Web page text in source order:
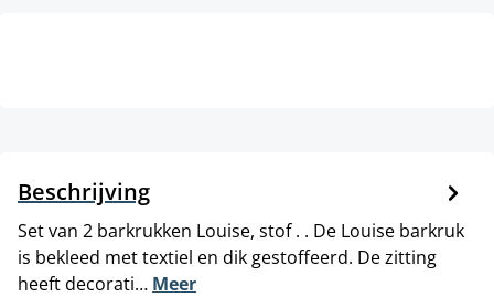
Beschrijving
Set van 2 barkrukken Louise, stof . . De Louise barkruk
is bekleed met textiel en dik gestoffeerd. De zitting
heeft decorati… Meer